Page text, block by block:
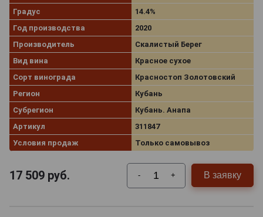
Градус
14.4%
Год производства
2020
Производитель
Скалистый Берег
Вид вина
Красное сухое
Сорт винограда
Красностоп Золотовский
Регион
Кубань
Субрегион
Кубань. Анапа
Артикул
311847
Условия продаж
Только самовывоз
17 509 руб. - + В заявку